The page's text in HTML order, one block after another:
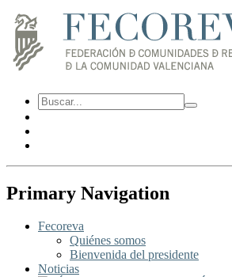
Primary Navigation
Fecoreva
Quiénes somos
Bienvenida del presidente
Noticias